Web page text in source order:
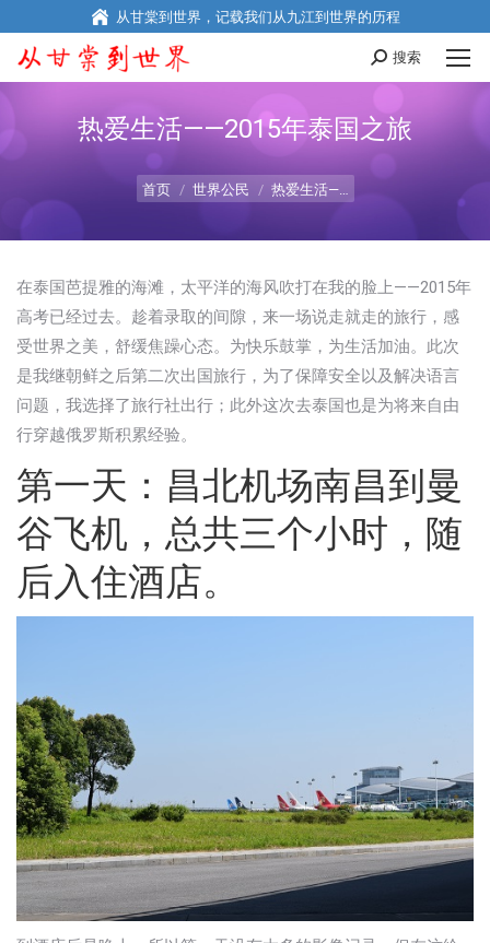
从甘棠到世界，记载我们从九江到世界的历程
搜 搜索
热爱生活——2015年泰国之旅
首页 世界公民 热爱生活—…
在泰国芭提雅的海滩，太平洋的海风吹打在我的脸上——2015年
高考已经过去。趁着录取的间隙，来一场说走就走的旅行，感
受世界之美，舒缓焦躁心态。为快乐鼓掌，为生活加油。此次
是我继朝鲜之后第二次出国旅行，为了保障安全以及解决语言
问题，我选择了旅行社出行；此外这次去泰国也是为将来自由
行穿越俄罗斯积累经验。
第一天：昌北机场南昌到曼
谷飞机，总共三个小时，随
后入住酒店。